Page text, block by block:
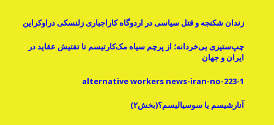
زندان شکنجه و قتل سیاسی در اردوگاه کاراجباری زلنسکی دراوکراین
چپ‌ستیزی بی‌خردانه؛ از پرچم سیاه مک‌کارتیسم تا تفتیش عقاید در
ایران و جهان
alternative workers news-iran-no-223-1
آنارشیسم یا سوسیالیسم؟(بخش۲)